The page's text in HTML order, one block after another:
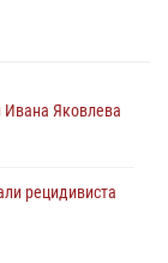
Ивана Яковлева
рецидивиста